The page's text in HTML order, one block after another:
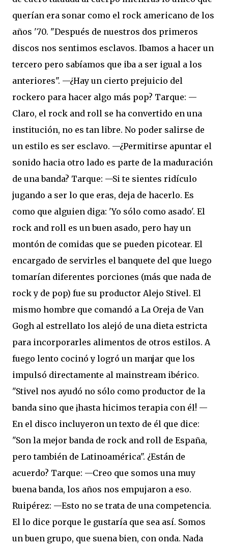
querían era sonar como el rock americano de los
años '70. "Después de nuestros dos primeros
discos nos sentimos esclavos. Ibamos a hacer un
tercero pero sabíamos que iba a ser igual a los
anteriores". —¿Hay un cierto prejuicio del
rockero para hacer algo más pop? Tarque: —
Claro, el rock and roll se ha convertido en una
institución, no es tan libre. No poder salirse de
un estilo es ser esclavo. —¿Permitirse apuntar el
sonido hacia otro lado es parte de la maduración
de una banda? Tarque: —Si te sientes ridículo
jugando a ser lo que eras, deja de hacerlo. Es
como que alguien diga: 'Yo sólo como asado'. El
rock and roll es un buen asado, pero hay un
montón de comidas que se pueden picotear. El
encargado de servirles el banquete del que luego
tomarían diferentes porciones (más que nada de
rock y de pop) fue su productor Alejo Stivel. El
mismo hombre que comandó a La Oreja de Van
Gogh al estrellato los alejó de una dieta estricta
para incorporarles alimentos de otros estilos. A
fuego lento cocinó y logró un manjar que los
impulsó directamente al mainstream ibérico.
"Stivel nos ayudó no sólo como productor de la
banda sino que ¡hasta hicimos terapia con él! —
En el disco incluyeron un texto de él que dice:
"Son la mejor banda de rock and roll de España,
pero también de Latinoamérica". ¿Están de
acuerdo? Tarque: —Creo que somos una muy
buena banda, los años nos empujaron a eso.
Ruipérez: —Esto no se trata de una competencia.
El lo dice porque le gustaría que sea así. Somos
un buen grupo, que suena bien, con onda. Nada